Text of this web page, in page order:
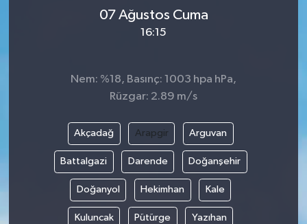
07 Ağustos Cuma
16:15
Nem: %18, Basınç: 1003 hpa hPa,
Rüzgar: 2.89 m/s
Akçadağ Arapgir Arguvan
Battalgazi Darende Doğanşehir
Doğanyol Hekimhan Kale
Kuluncak Pütürge Yazıhan